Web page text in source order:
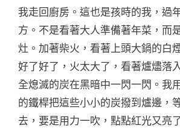
我走回廚房。這也是孩時的我，過
方。不是看著大人準備著年菜，而
灶。加著柴火，看著上頭大鍋的白
好了好了，火太大了，看著爐燼落
全熄滅的炭在黑暗中一閃一閃。我
的鐵桿把這些小小的炭撥到爐邊，
去，要是用力一吹，點點紅光又亮